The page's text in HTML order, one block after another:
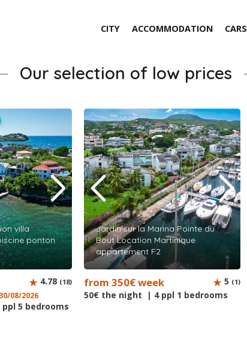
CITY ACCOMMODATION CARS
Our selection of low prices
villa
ponton
08/2026
5 bedrooms
4.78 (18)
Jardin sur la Marina Pointe du
Bout Location Martinique
appartement F2
from 350€ week
50€ the night | 4 ppl 1 bedrooms
5 (1)